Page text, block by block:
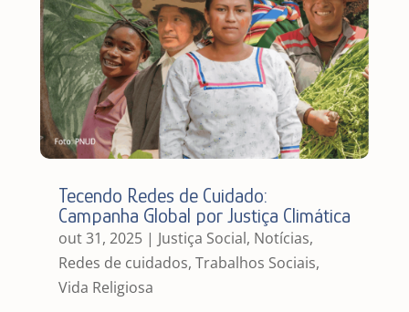
Tecendo Redes de Cuidado:
Campanha Global por Justiça Climática
out 31, 2025| Justiça Social, Notícias,
Redes de cuidados, Trabalhos Sociais,
Vida Religiosa